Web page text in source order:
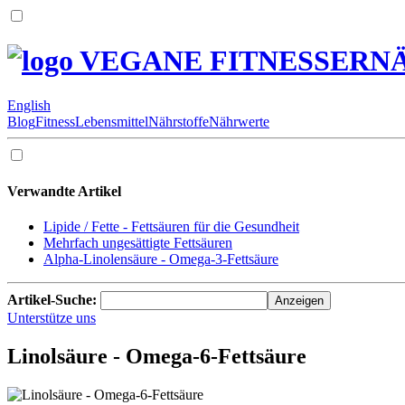
VEGANE
English
BlogFitnessLebensmittelNährstoffeNährwerte
Verwandte Artikel
Lipide / Fette - Fettsäuren für die Gesundheit
Mehrfach ungesättigte Fettsäuren
Alpha-Linolensäure - Omega-3-Fettsäure
Artikel-Suche:
Unterstütze uns
Linolsäure - Omega-6-Fettsäure